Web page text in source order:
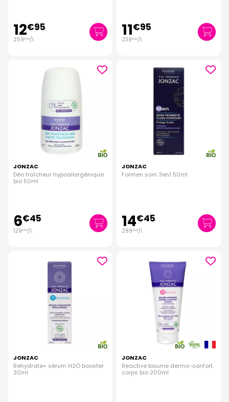
12€95
259€00/l. 11€95
239€00/l.
JONZAC
Déo fraîcheur hypoallergénique
bio 50ml
6€45
129€00/l.
JONZAC
Formen soin 3en1 50ml
14€45
289€00/l.
JONZAC
Rehydrate+ sérum H2O booster
30ml
JONZAC
Reactive baume dermo-confort
corps bio 200ml